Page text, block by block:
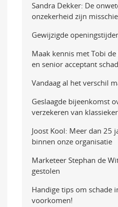
Sandra Dekker: De
onzekerheid zijn
Gewijzigde
Maak kennis met Tobi
en senior acceptant
Vandaag al het verschil
Geslaagde bijeenkomst
verzekeren van
Joost Kool: Meer dan 25
binnen onze organisatie
Marketeer Stephan de
gestolen
Handige tips om schade
voorkomen!